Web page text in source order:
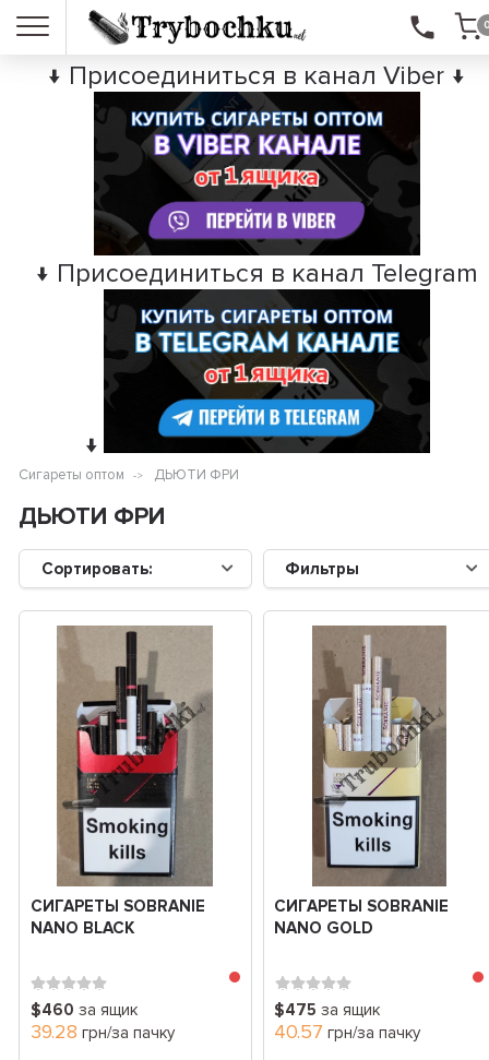
↓ Присоединиться в канал Viber ↓
↓ Присоединиться в канал Telegram
↓
Сигареты оптом ДЬЮТИ ФРИ
ДЬЮТИ ФРИ
Сортировать: Фильтры
СИГАРЕТЫ SOBRANIE
NANO BLACK
$460 за ящик
39.28 грн/за пачку
СИГАРЕТЫ SOBRANIE
NANO GOLD
$475 за ящик
40.57 грн/за пачку